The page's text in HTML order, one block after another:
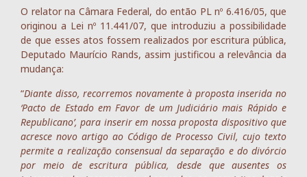
O relator na Câmara Federal, do então PL nº 6.416/05, que
originou a Lei nº 11.441/07, que introduziu a possibilidade
de que esses atos fossem realizados por escritura pública,
Deputado Maurício Rands, assim justificou a relevância da
mudança:
“Diante disso, recorremos novamente à proposta inserida no
‘Pacto de Estado em Favor de um Judiciário mais Rápido e
Republicano’, para inserir em nossa proposta dispositivo que
acresce novo artigo ao Código de Processo Civil, cujo texto
permite a realização consensual da separação e do divórcio
por meio de escritura pública, desde que ausentes os